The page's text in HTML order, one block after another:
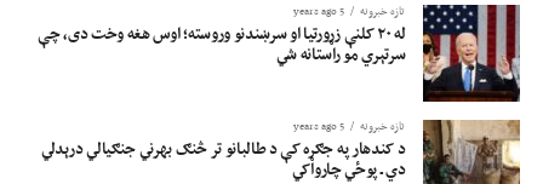
تازه خبرونه 5 years ago
له ۲۰ کلنې زړورتیا او سرښندنو وروسته؛ اوس هغه وخت دی، چې
سرتېري مو راستانه شي
تازه خبرونه 5 years ago
د کندهار په جګړه کې د طالبانو تر څنګ بهرني جنګیالي درېدلي
دي ـ پوځي چارواکي